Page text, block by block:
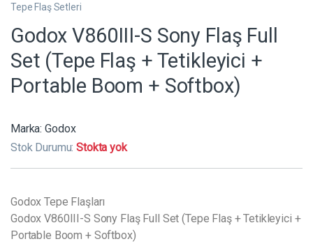
Tepe Flaş Setleri
Godox V860III-S Sony Flaş Full
Set (Tepe Flaş + Tetikleyici +
Portable Boom + Softbox)
Marka: Godox
Stok Durumu:Stokta yok
Godox Tepe Flaşları
Godox V860III-S Sony Flaş Full Set (Tepe Flaş + Tetikleyici +
Portable Boom + Softbox)